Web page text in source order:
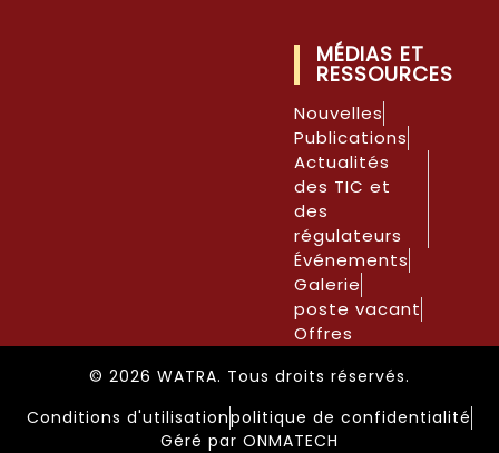
MÉDIAS ET
RESSOURCES
Nouvelles
Publications
Actualités
des TIC et
des
régulateurs
Événements
Galerie
poste vacant
Offres
© 2026 WATRA. Tous droits réservés.
Conditions d'utilisationpolitique de confidentialité
Géré par ONMATECH